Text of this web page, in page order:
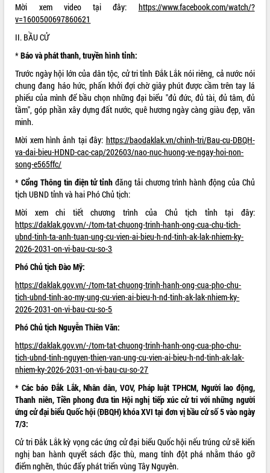
UBND tỉnh Đắk Lắk triển khai nhiệm
vụ 6 tháng cuối năm 2026
Kỳ họp thứ Hai, Hội đồng nhân dân
tỉnh khóa XI quyết nghị nhiều nội dung
Bí thư Tỉnh ủy Lương Nguyễn Minh
Triết thăm, tặng quà người có công với
cách mạng
Rà soát, hoàn thiện hệ thống thiết chế
phát triển mới
Thường trực HĐND tỉnh Đắk Lắk gặp
mặt Đoàn chuyên gia y tế TP. Hồ Chí
Minh
Lễ truy điệu và an táng hài cốt liệt sĩ
tại Nghĩa trang Liệt sĩ xã Sơn Hòa
Bàn giải pháp tháo gỡ khó khăn trong
xuất khẩu sầu riêng và triển khai quy
định EUDR
Thứ trưởng Bộ Nông nghiệp và Môi
vùng trồng và doanh nghiệp đóng gói
sầu riêng tại Đắk Lắk
Trình diễn nghệ thuật chế biến các
món ăn từ sầu riêng
Đắk Lắk công bố Quy hoạch và xúc
tiến đầu tư tỉnh
Ngành cá ngừ Đắk Lắk chủ động thích
ứng để giữ vững thị trường xuất khẩu
Diễn đàn Kinh tế tư nhân Việt Nam đột
phá cơ chế - Hợp tác công tư
Đề án 06 tạo bước ngoặt đột phá trong
cải cách hành chính tỉnh Đắk Lắk
Kết nối tour, đẩy mạnh chuyển đổi số
để phát triển du lịch Đắk Lắk
ALBUM ẢNH
THỐNG KÊ TRUY CẬP
Hôm nay: 31312
Tất cả: 66076635
Mời xem video tại đây: https://www.facebook.com/watch/?
v=1600500697860621
II. BẦU CỬ
*Báo và phát thanh, truyền hình tỉnh:
Trước ngày hội lớn của dân tộc, cử tri tỉnh Đắk Lắk nói riêng, cả nước nói
chung đang háo hức, phấn khởi đợi chờ giây phút được cầm trên tay lá
phiếu của mình để bầu chọn những đại biểu "đủ đức, đủ tài, đủ tâm, đủ
tầm", góp phần xây dựng đất nước, quê hương ngày càng giàu đẹp, văn
minh.
Mời xem hình ảnh tại đây: https://baodaklak.vn/chinh-tri/Bau-cu-DBQH-
va-dai-bieu-HDND-cac-cap/202603/nao-nuc-huong-ve-ngay-hoi-non-
song-e565ffc/
*Cổng Thông tin điện tử tỉnh đăng tải chương trình hành động của Chủ
tịch UBND tỉnh và hai Phó Chủ tịch:
Mời xem chi tiết chương trình của Chủ tịch tỉnh tại đây:
https://daklak.gov.vn/-/tom-tat-chuong-trinh-hanh-ong-cua-chu-tich-
ubnd-tinh-ta-anh-tuan-ung-cu-vien-ai-bieu-h-nd-tinh-ak-lak-nhiem-ky-
2026-2031-on-vi-bau-cu-so-3
Phó Chủ tịch Đào Mỹ:
https://daklak.gov.vn/-/tom-tat-chuong-trinh-hanh-ong-cua-pho-chu-
tich-ubnd-tinh-ao-my-ung-cu-vien-ai-bieu-h-nd-tinh-ak-lak-nhiem-ky-
2026-2031-on-vi-bau-cu-so-5
Phó Chủ tịch Nguyễn Thiên Văn:
https://daklak.gov.vn/-/tom-tat-chuong-trinh-hanh-ong-cua-pho-chu-
tich-ubnd-tinh-nguyen-thien-van-ung-cu-vien-ai-bieu-h-nd-tinh-ak-lak-
nhiem-ky-2026-2031-on-vi-bau-cu-so-27
* Các báo Đắk Lắk, Nhân dân, VOV, Pháp luật TPHCM, Người lao động,
Thanh niên, Tiền phong đưa tin Hội nghị tiếp xúc cử tri với những người
ứng cử đại biểu Quốc hội (ĐBQH) khóa XVI tại đơn vị bầu cử số 5 vào ngày
7/3:
Cử tri Đắk Lắk kỳ vọng các ứng cử đại biểu Quốc hội nếu trúng cử sẽ kiến
nghị ban hành quyết sách đặc thù, mang tính đột phá nhằm tháo gỡ
điểm nghẽn, thúc đẩy phát triển vùng Tây Nguyên.